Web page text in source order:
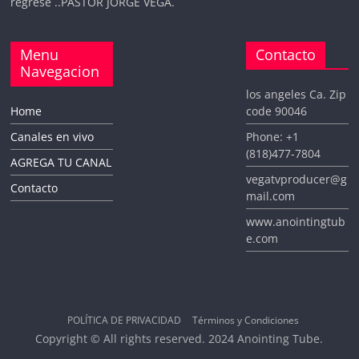
Menu
Navegacion
Home
Canales en vivo
AGREGA TU CANAL
Contacto
Contacto
los angeles Ca. Zip
code 90046
Phone: +1
(818)477-7804
vegatvproducer@g
mail.com
www.anointingtub
e.com
POLÍTICA DE PRIVACIDAD Términos y Condiciones
Copyright © All rights reserved. 2024 Anointing Tube.